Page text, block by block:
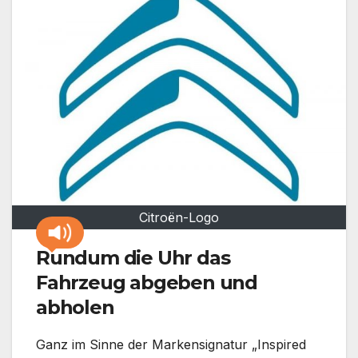
Citroën-Logo
Rundum die Uhr das
Fahrzeug abgeben und
abholen
Ganz im Sinne der Markensignatur „Inspired